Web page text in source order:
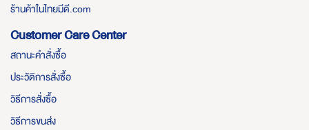
ร้านค้าในไทยมีดี.com
Customer Care Center
สถานะคำสั่งซื้อ
ประวัติการสั่งซื้อ
วิธีการสั่งซื้อ
วิธีการขนส่ง